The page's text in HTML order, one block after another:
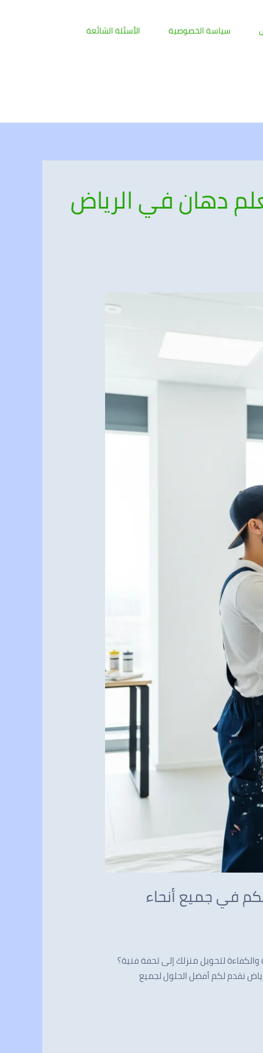
سياسة الخصوصية الأسئلة الشائعة
دهان في الرياض
دهانات الرياض معكم في جميع أنحاء
لتحويل منزلك إلى تحفة فنية؟
نقدم لكم أفضل الحلول لجميع